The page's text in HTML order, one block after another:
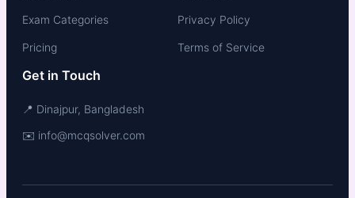
Exam Categories
Pricing
Privacy Policy
Terms of Service
Get in Touch
📍 Dinajpur, Bangladesh
✉️ info@mcqsolver.com